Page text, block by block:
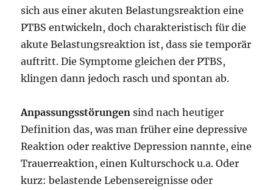
sich aus einer akuten Belastungsreaktion eine
PTBS entwickeln, doch charakteristisch für die
akute Belastungsreaktion ist, dass sie temporär
auftritt. Die Symptome gleichen der PTBS,
klingen dann jedoch rasch und spontan ab.
Anpassungsstörungen sind nach heutiger
Definition das, was man früher eine depressive
Reaktion oder reaktive Depression nannte, eine
Trauerreaktion, einen Kulturschock u.a. Oder
kurz: belastende Lebensereignisse oder